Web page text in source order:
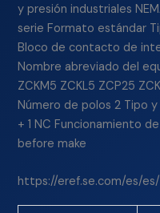
y presión industriales
serie Formato estándar
Bloco de contacto de
Nombre abreviado del
ZCKM5 ZCKL5 ZCP25
Número de polos 2 Tipo
+ 1 NC Funcionamiento
before make
https://eref.se.com/es/